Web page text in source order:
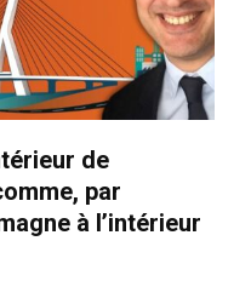
de
par
à l’intérieur